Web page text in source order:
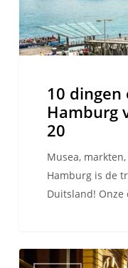
voor
minder
dan
10 dingen
Hamburg
20
Musea,
Hamburg is de
Duitsland! Onze
10